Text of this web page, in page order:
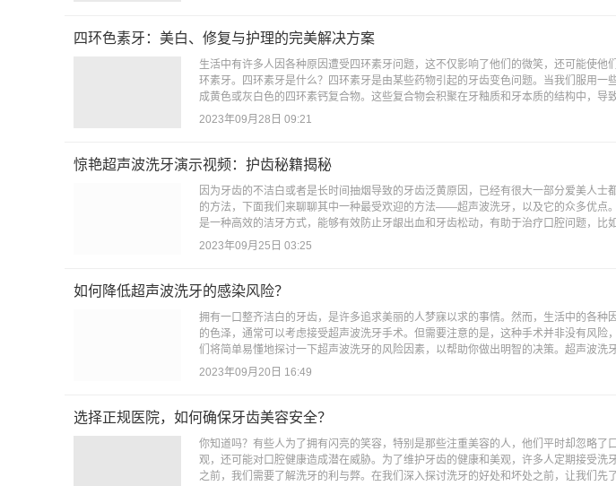
四环色素牙：美白、修复与护理的完美解决方案
生活中有许多人因各种原因遭受四环素牙问题，这不仅影响了他们的微笑，还可能使
环素牙。四环素牙是什么？四环素牙是由某些药物引起的牙齿变色问题。当我们服用
成黄色或灰白色的四环素钙复合物。这些复合物会积聚在牙釉质和牙本质的结构中，导
2023年09月28日 09:21
惊艳超声波洗牙演示视频：护齿秘籍揭秘
因为牙齿的不洁白或者是长时间抽烟导致的牙齿泛黄原因，已经有很大一部分爱美人
的方法，下面我们来聊聊其中一种最受欢迎的方法——超声波洗牙，以及它的众多优点
是一种高效的洁牙方式，能够有效防止牙龈出血和牙齿松动，有助于治疗口腔问题，比
2023年09月25日 03:25
如何降低超声波洗牙的感染风险？
拥有一口整齐洁白的牙齿，是许多追求美丽的人梦寐以求的事情。然而，生活中的各
的色泽，通常可以考虑接受超声波洗牙手术。但需要注意的是，这种手术并非没有风
们将简单易懂地探讨一下超声波洗牙的风险因素，以帮助你做出明智的决策。超声波洗
2023年09月20日 16:49
选择正规医院，如何确保牙齿美容安全？
你知道吗？有些人为了拥有闪亮的笑容，特别是那些注重美容的人，他们平时却忽略
观，还可能对口腔健康造成潜在威胁。为了维护牙齿的健康和美观，许多人定期接受
之前，我们需要了解洗牙的利与弊。在我们深入探讨洗牙的好处和坏处之前，让我们先